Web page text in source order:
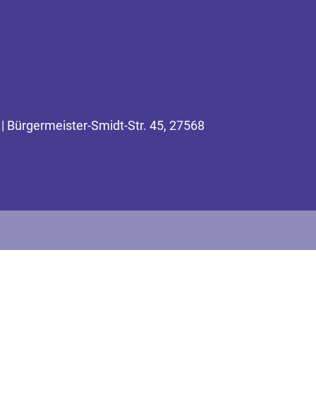
Bürgermeister-Smidt-Str. 45, 27568